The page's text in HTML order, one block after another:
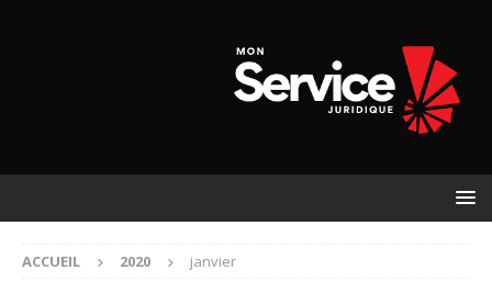
ACCUEIL 2020 janvier